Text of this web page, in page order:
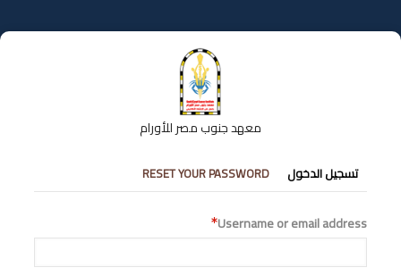
إلى
المحتوى
معهد جنوب مصر للأورام
التبويبات
الأساسية
تسجيل الدخول RESET YOUR PASSWORD
Username or email address